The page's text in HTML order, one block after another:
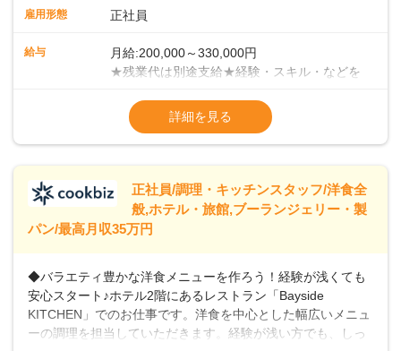
理です。メイン・副菜担当、揚げ物担当、ご飯担当、盛り付
＜徐々にマネジメントも学んでください＞業務に慣れてきた
ら、徐々にマネジメント業務をお任せしていきます。パート
ることになりますので、お店を作っていく面白さを味わえま
すよ！＜将来はキャリアアップも＞まずは、1年間での一人立
も可能です。
雇用形態 正社員
給与
月給:200,000～330,000円
★残業代は別途支給★経験・スキル・などを
（2023年度実績：3.8ヶ月分支給）★昇給年
1回（55歳まで）＜年収例＞年収380万円／
入社5年／40歳年収400万円／入社3年／48歳
年収460万円／入社7年／51歳
※試用期間3ヶ月あり（給与・待遇変動な
詳細を見る
正社員/調理・キッチンスタッフ/洋食全
般,ホテル・旅館,ブーランジェリー・製
パン/最高月収35万円
◆バラエティ豊かな洋食メニューを作ろう！経験が浅くても
安心スタート♪ホテル2階にあるレストラン「Bayside
KITCHEN」でのお仕事です。洋食を中心とした幅広いメニュ
ーの調理を担当していただきます。経験が浅い方でも、しっ